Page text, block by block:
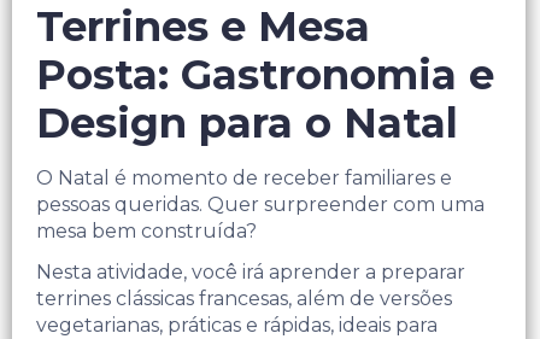
Terrines e Mesa
Posta: Gastronomia e
Design para o Natal
O Natal é momento de receber familiares e
pessoas queridas. Quer surpreender com uma
mesa bem construída?
Nesta atividade, você irá aprender a preparar
terrines clássicas francesas, além de versões
vegetarianas, práticas e rápidas, ideais para